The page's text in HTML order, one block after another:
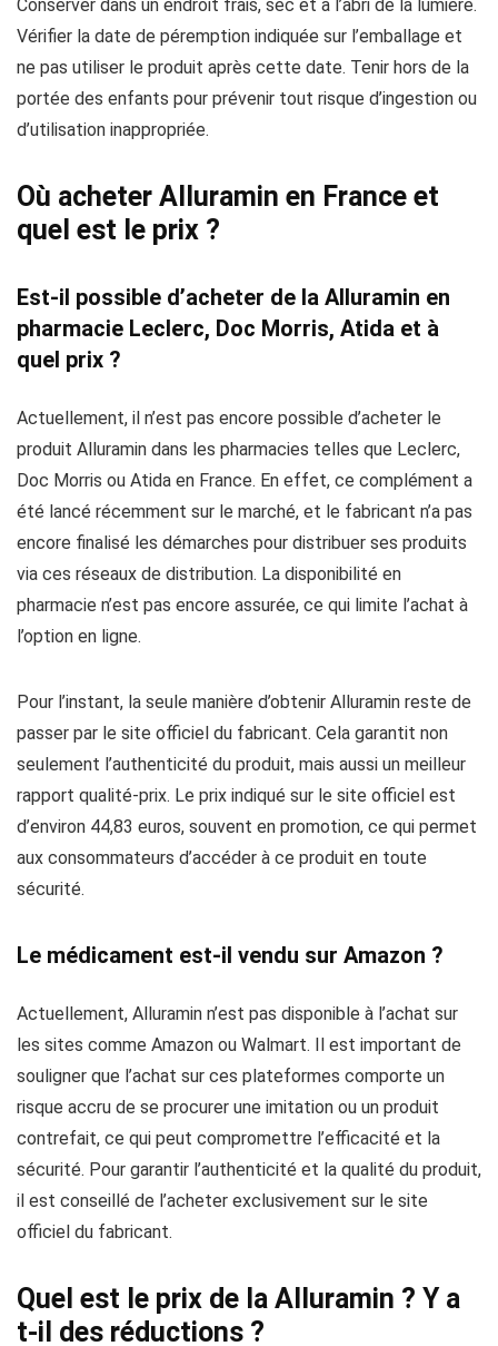
Conserver dans un endroit frais, sec et à l’abri de la lumière.
Vérifier la date de péremption indiquée sur l’emballage et
ne pas utiliser le produit après cette date. Tenir hors de la
portée des enfants pour prévenir tout risque d’ingestion ou
d’utilisation inappropriée.
Où acheter Alluramin en France et
quel est le prix ?
Est-il possible d’acheter de la Alluramin en
pharmacie Leclerc, Doc Morris, Atida et à
quel prix ?
Actuellement, il n’est pas encore possible d’acheter le
produit Alluramin dans les pharmacies telles que Leclerc,
Doc Morris ou Atida en France. En effet, ce complément a
été lancé récemment sur le marché, et le fabricant n’a pas
encore finalisé les démarches pour distribuer ses produits
via ces réseaux de distribution. La disponibilité en
pharmacie n’est pas encore assurée, ce qui limite l’achat à
l’option en ligne.
Pour l’instant, la seule manière d’obtenir Alluramin reste de
passer par le site officiel du fabricant. Cela garantit non
seulement l’authenticité du produit, mais aussi un meilleur
rapport qualité-prix. Le prix indiqué sur le site officiel est
d’environ 44,83 euros, souvent en promotion, ce qui permet
aux consommateurs d’accéder à ce produit en toute
sécurité.
Le médicament est-il vendu sur Amazon ?
Actuellement, Alluramin n’est pas disponible à l’achat sur
les sites comme Amazon ou Walmart. Il est important de
souligner que l’achat sur ces plateformes comporte un
risque accru de se procurer une imitation ou un produit
contrefait, ce qui peut compromettre l’efficacité et la
sécurité. Pour garantir l’authenticité et la qualité du produit,
il est conseillé de l’acheter exclusivement sur le site
officiel du fabricant.
Quel est le prix de la Alluramin ? Y a
t-il des réductions ?